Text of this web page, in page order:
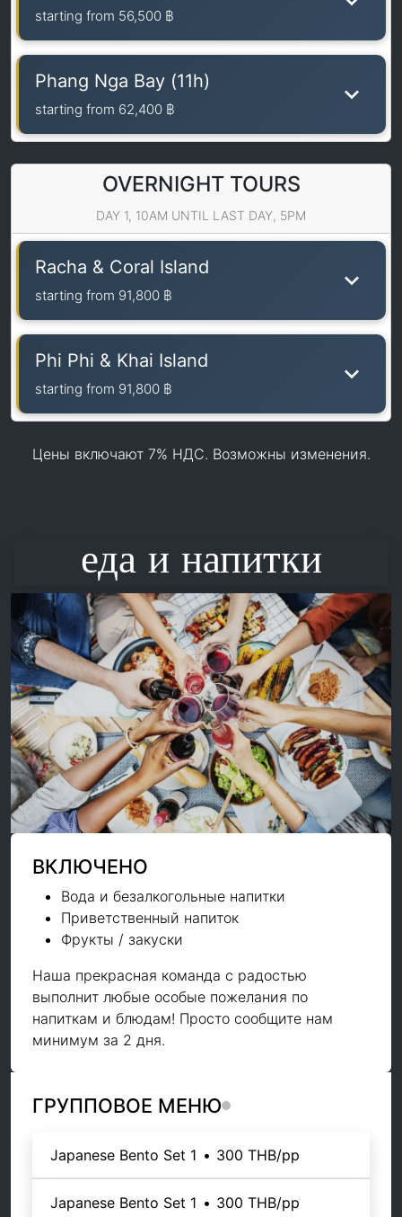
starting from 56,500 ฿
Phang Nga Bay (11h)
starting from 62,400 ฿
OVERNIGHT TOURS
DAY 1, 10AM UNTIL LAST DAY, 5PM
Racha & Coral Island
starting from 91,800 ฿
Phi Phi & Khai Island
starting from 91,800 ฿
Цены включают 7% НДС. Возможны изменения.
еда и напитки
ВКЛЮЧЕНО
Вода и безалкогольные напитки
Приветственный напиток
Фрукты / закуски
Наша прекрасная команда с радостью
выполнит любые особые пожелания по
напиткам и блюдам! Просто сообщите нам
минимум за 2 дня.
ГРУППОВОЕ МЕНЮ
Japanese Bento Set 1 • 300 THB/pp
Japanese Bento Set 1 • 300 THB/pp